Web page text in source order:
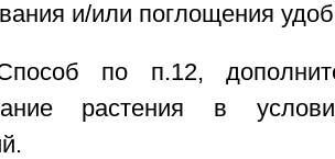
и/или поглощения
по п.12,
растения в